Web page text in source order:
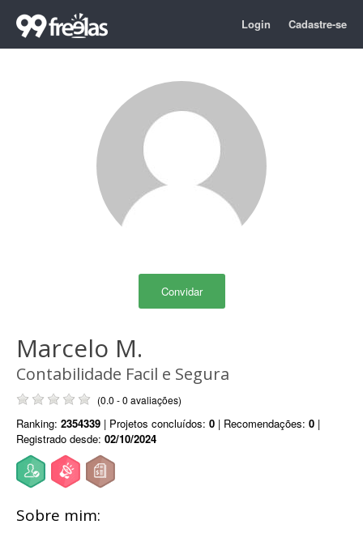
Login Cadastre-se
Convidar
Marcelo M.
Contabilidade Facil e Segura
(0.0 - 0 avaliações)
Ranking: 2354339 | Projetos concluídos: 0 | Recomendações: 0 |
Registrado desde: 02/10/2024
Sobre mim: